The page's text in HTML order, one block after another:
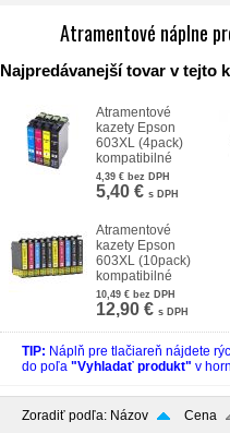
Atramentové náplne
Najpredávanejší tovar v tejto
Atramentové
kazety Epson
603XL (4pack)
kompatibilné
4,39 € bez DPH
5,40 € s DPH
Atramentové
kazety Epson
603XL (10pack)
kompatibilné
10,49 € bez DPH
12,90 € s DPH
TIP: Náplň pre tlačiareň nájdete
do poľa "Vyhladať produkt" v
Zoradiť podľa: Názov
Cena